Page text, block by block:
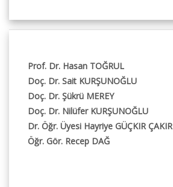
Prof. Dr. Hasan TOĞRUL
Doç. Dr. Sait KURŞUNOĞLU
Doç. Dr. Şükrü MEREY
Doç. Dr. Nilüfer KURŞUNOĞLU
Dr. Öğr. Üyesi Hayriye GÜÇKIR ÇAKIR
Öğr. Gör. Recep DAĞ